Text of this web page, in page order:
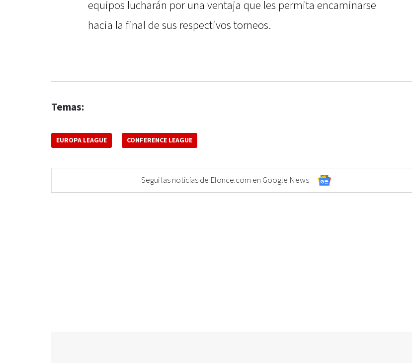
equipos lucharán por una ventaja que les permita encaminarse
hacia la final de sus respectivos torneos.
Temas:
EUROPA LEAGUE CONFERENCE LEAGUE
Seguí las noticias de Elonce.com en Google News